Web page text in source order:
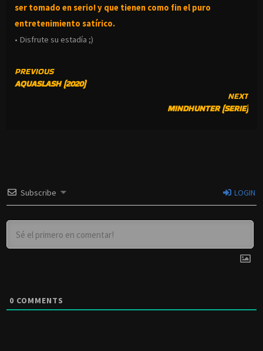
ser tomado en serio! y que tienen como fin el puro
entretenimiento satírico.
• Disfrute su estadía ;)
CONTINUE
READING
PREVIOUS
AQUASLASH (2020)
NEXT
MINDHUNTER (SERIE)
Subscribe LOGIN
0 COMMENTS